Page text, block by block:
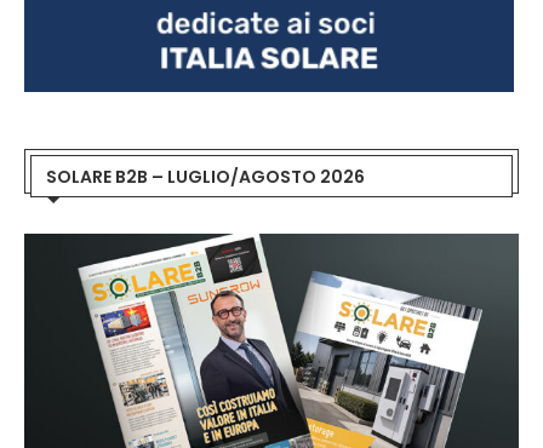
SOLARE B2B – LUGLIO/AGOSTO 2026